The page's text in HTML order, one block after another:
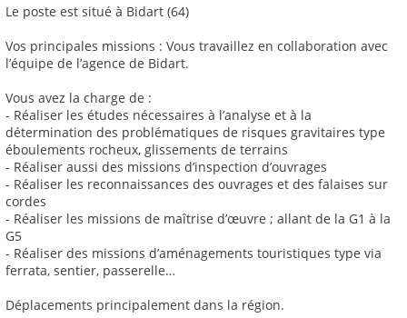
Le poste est situé à Bidart (64)
Vos principales missions : Vous travaillez en collaboration avec
l’équipe de l’agence de Bidart.
Vous avez la charge de :
- Réaliser les études nécessaires à l’analyse et à la
détermination des problématiques de risques gravitaires type
éboulements rocheux, glissements de terrains
- Réaliser aussi des missions d’inspection d’ouvrages
- Réaliser les reconnaissances des ouvrages et des falaises sur
cordes
- Réaliser les missions de maîtrise d’œuvre ; allant de la G1 à la
G5
- Réaliser des missions d’aménagements touristiques type via
ferrata, sentier, passerelle…
Déplacements principalement dans la région.